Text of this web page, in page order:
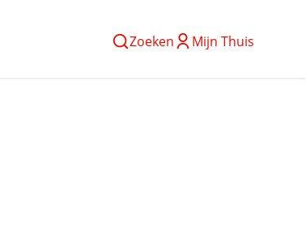
Zoeken Mijn Thuis